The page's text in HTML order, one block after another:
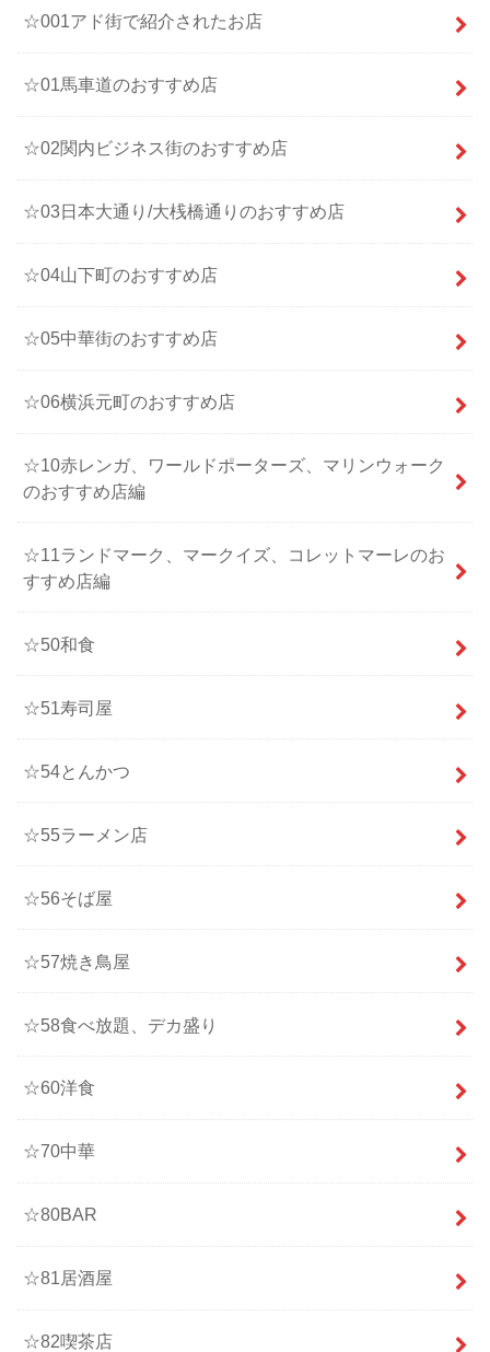
☆001アド街で紹介されたお店
☆01馬車道のおすすめ店
☆02関内ビジネス街のおすすめ店
☆03日本大通り/大桟橋通りのおすすめ店
☆04山下町のおすすめ店
☆05中華街のおすすめ店
☆06横浜元町のおすすめ店
☆10赤レンガ、ワールドポーターズ、マリンウォーク
のおすすめ店編
☆11ランドマーク、マークイズ、コレットマーレのお
すすめ店編
☆50和食
☆51寿司屋
☆54とんかつ
☆55ラーメン店
☆56そば屋
☆57焼き鳥屋
☆58食べ放題、デカ盛り
☆60洋食
☆70中華
☆80BAR
☆81居酒屋
☆82喫茶店